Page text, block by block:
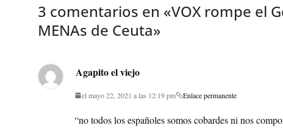
3 comentarios en «VOX rompe el
MENAs de Ceuta»
Agapito el viejo
el mayo 22, 2021 a las 12:19 pm Enlace permanente
“no todos los españoles somos cobardes ni nos